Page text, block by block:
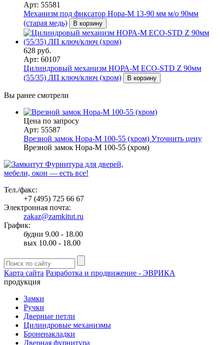
Арт: 55581
Механизм под фиксатор Нора-М 13-90 мм м/о 90мм
(старая медь)
В корзину
628 руб.
Арт: 60107
Цилиндровый механизм НОРА-М ЕСО-STD Z 90мм
(55/35) ЛП ключ/ключ (хром)
В корзину
Вы ранее смотрели
Цена по запросу
Арт: 55587
Врезной замок Нора-М 100-55 (хром) Уточнить цену
Врезной замок Нора-М 100-55 (хром)
Фурнитура для дверей,
мебели, окон — есть все!
Тел./факс:
+7 (495) 725 66 67
Электронная почта:
zakaz@zamkitut.ru
График:
будни 9.00 - 18.00
вых 10.00 - 18.00
Карта сайта Разработка и продвижение - ЭВРИКА
продукция
Замки
Ручки
Дверные петли
Цилиндровые механизмы
Броненакладки
Дверная фурнитура